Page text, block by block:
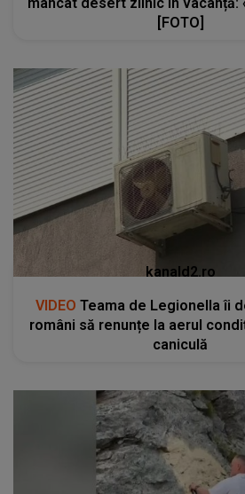
[FOTO]
kanald2.ro
VIDEO Teama de Legionella îi
români să renunțe la aerul
caniculă